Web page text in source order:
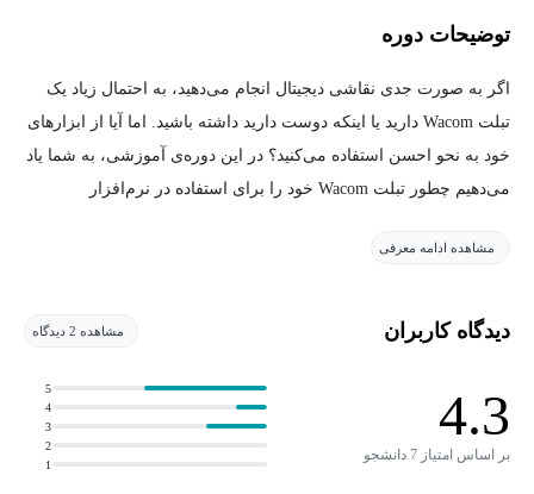
توضیحات دوره
اگر به صورت جدی نقاشی دیجیتال انجام می‌دهید، به احتمال زیاد یک
تبلت Wacom دارید یا اینکه دوست دارید داشته باشید. اما آیا از ابزارهای
خود به نحو احسن استفاده می‌کنید؟ در این دوره‌ی آموزشی، به شما یاد
می‌دهیم چطور تبلت Wacom خود را برای استفاده در نرم‌افزار
می‌دهیم که چگونه تنظیماتشان را انجام داده و تبلت خود را
قلموهای طبیعی، قلموهای قابل سایش و قلموی ترکیبی کار کنید.
مشاهده ادامه معرفی
دیدگاه کاربران مشاهده 2 دیدگاه
4.3
بر اساس امتیاز 7 دانشجو
1
2
3
4
5